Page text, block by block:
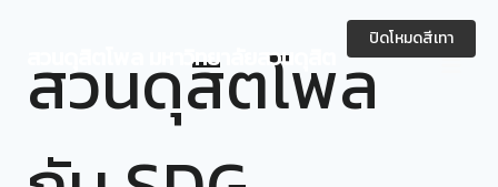
contentสวนดุสิตโพล มหาวิทยาลัยสวนดุสิต
สวนดุสิตโพลปิดโหมดสีเทา